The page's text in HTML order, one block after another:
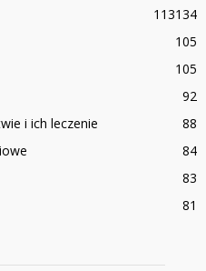
134
113
105
105
92
i ich leczenie
88
84
83
81